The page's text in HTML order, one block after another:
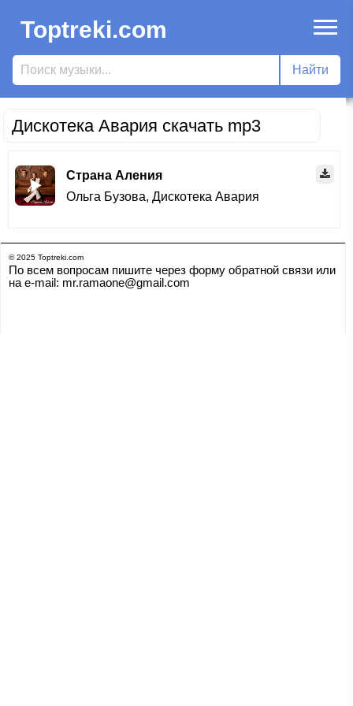
Toptreki.com
Дискотека Авария скачать mp3
Страна Аления
Ольга Бузова, Дискотека Авария
© 2025 Toptreki.com
По всем вопросам пишите через форму обратной связи или
на e-mail: mr.ramaone@gmail.com